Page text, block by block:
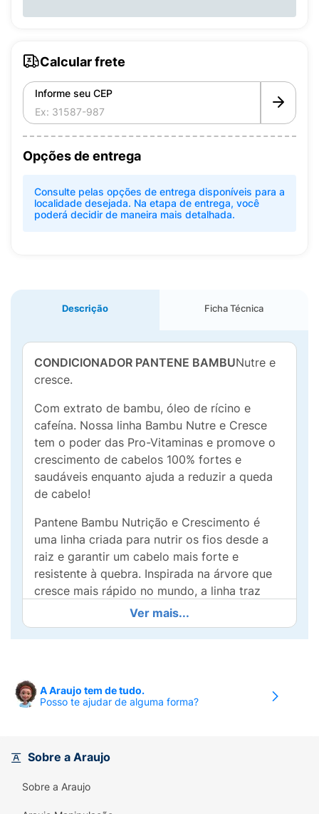
Calcular frete
Informe seu CEP
Opções de entrega
Consulte pelas opções de entrega disponíveis para a
localidade desejada. Na etapa de entrega, você
poderá decidir de maneira mais detalhada.
Descrição Ficha Técnica
CONDICIONADOR PANTENE BAMBUNutre e
cresce.
Com extrato de bambu, óleo de rícino e
cafeína. Nossa linha Bambu Nutre e Cresce
tem o poder das Pro-Vitaminas e promove o
crescimento de cabelos 100% fortes e
saudáveis enquanto ajuda a reduzir a queda
de cabelo!
Pantene Bambu Nutrição e Crescimento é
uma linha criada para nutrir os fios desde a
raiz e garantir um cabelo mais forte e
resistente à quebra. Inspirada na árvore que
cresce mais rápido no mundo, a linha traz
ingredientes naturais que proporcionam força,
flexibilidade e crescimento ao fios. A
combinação de extrato de bambu, óleo de
se sentir empoderada e se expressar usando
seu cabelo do seu jeito.
Cresce trata os cabelos e as cutículas para
dar força para evitar a queda. Além de conter
extrato de bambu, óleo de rícino e cafeína,
Ver mais...
A Araujo tem de tudo.
Posso te ajudar de alguma forma?
Sobre a Araujo
Sobre a Araujo